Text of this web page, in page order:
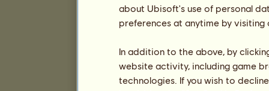
about Ubisoft's use of personal
preferences at anytime by
In addition to the above, by
website activity, including game
technologies. If you wish to